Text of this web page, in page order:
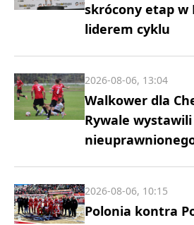
skrócony etap w
liderem cyklu
Walkower dla
Rywale wystawili
2026-08-06, 13:04
Polonia kontra
2026-08-06, 10:15